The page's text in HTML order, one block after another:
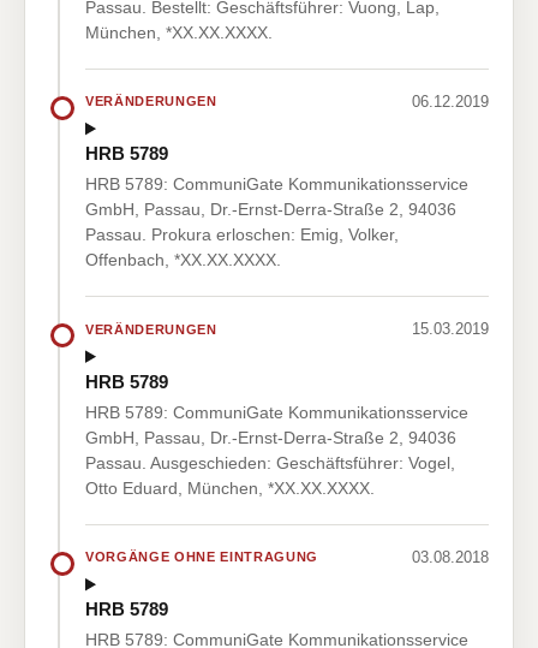
Passau. Bestellt: Geschäftsführer: Vuong, Lap,
München, *XX.XX.XXXX.
VERÄNDERUNGEN 06.12.2019
HRB 5789
HRB 5789: CommuniGate Kommunikationsservice
GmbH, Passau, Dr.-Ernst-Derra-Straße 2, 94036
Passau. Prokura erloschen: Emig, Volker,
Offenbach, *XX.XX.XXXX.
VERÄNDERUNGEN 15.03.2019
HRB 5789
HRB 5789: CommuniGate Kommunikationsservice
GmbH, Passau, Dr.-Ernst-Derra-Straße 2, 94036
Passau. Ausgeschieden: Geschäftsführer: Vogel,
Otto Eduard, München, *XX.XX.XXXX.
VORGÄNGE OHNE EINTRAGUNG 03.08.2018
HRB 5789
HRB 5789: CommuniGate Kommunikationsservice